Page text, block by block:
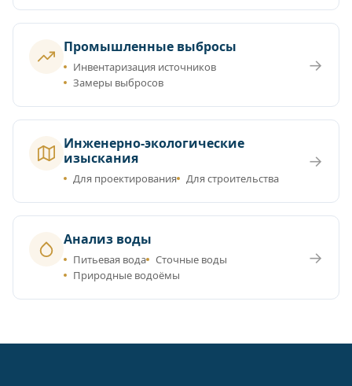
Промышленные выбросы
Инвентаризация источников
Замеры выбросов
→
Инженерно-экологические
изыскания
Для проектирования Для строительства
→
Анализ воды
Питьевая вода
Сточные воды
Природные водоёмы
→